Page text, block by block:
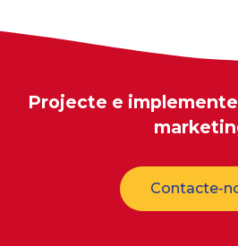
Projecte e
Contacte-